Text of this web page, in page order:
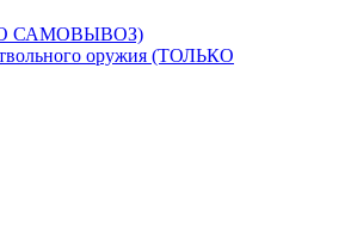
САМОВЫВОЗ)
оружия (ТОЛЬКО